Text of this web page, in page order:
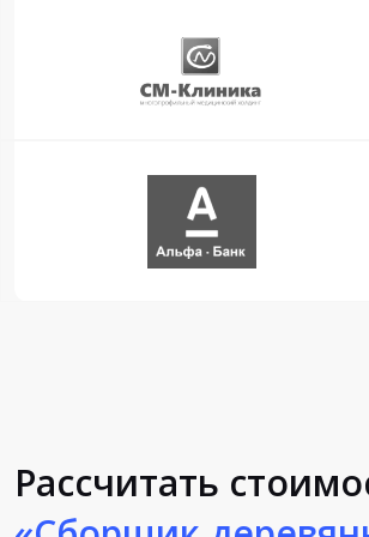
Рассчитать